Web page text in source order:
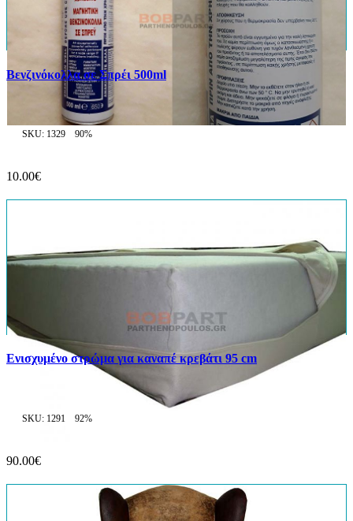
Βενζινόκολλα σε Σπρέι 500ml
SKU: 1329 90%
10.00€
Ενισχυμένο στρώμα για καναπέ κρεβάτι 95 cm
SKU: 1291 92%
90.00€